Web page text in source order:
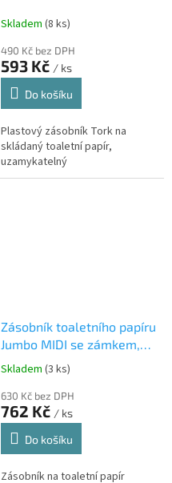
Skladem (8 ks)
490 Kč bez DPH
593 Kč / ks
Do košíku
Plastový zásobník Tork na
skládaný toaletní papír,
uzamykatelný
Zásobník toaletního papíru
Jumbo MIDI se zámkem,
kovový, bílý
Průměrné
produktu
je
5,0
hvězdiček.
Skladem (3 ks)
630 Kč bez DPH
762 Kč / ks
Do košíku
Zásobník na toaletní papír